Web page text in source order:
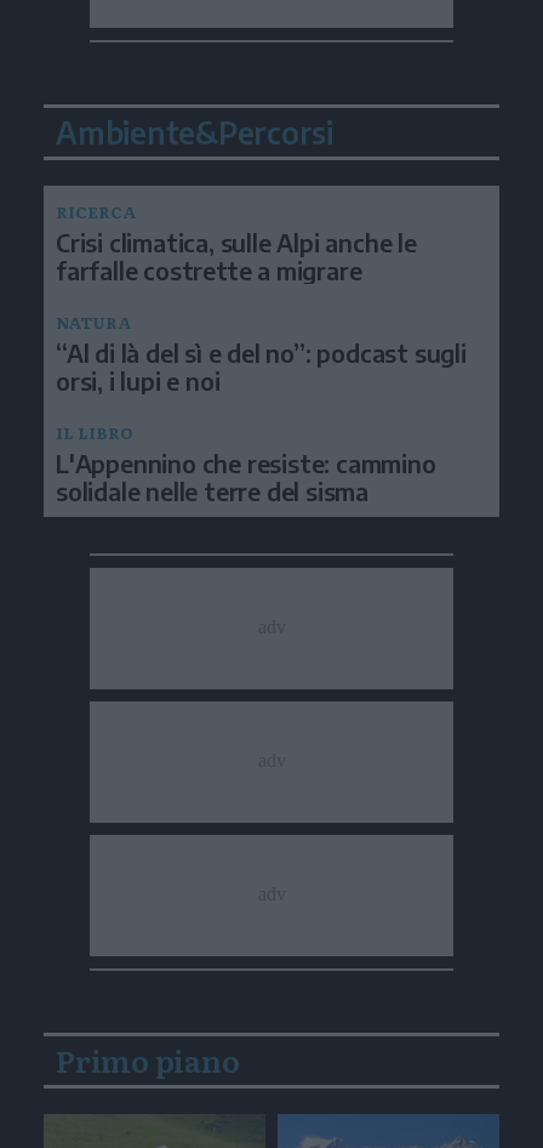
Ambiente&Percorsi
RICERCA
Crisi climatica, sulle Alpi anche le
farfalle costrette a migrare
NATURA
“Al di là del sì e del no”: podcast sugli
orsi, i lupi e noi
IL LIBRO
L'Appennino che resiste: cammino
solidale nelle terre del sisma
Primo piano